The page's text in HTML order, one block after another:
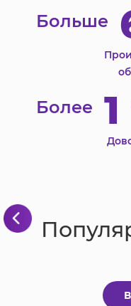
Больше
Более